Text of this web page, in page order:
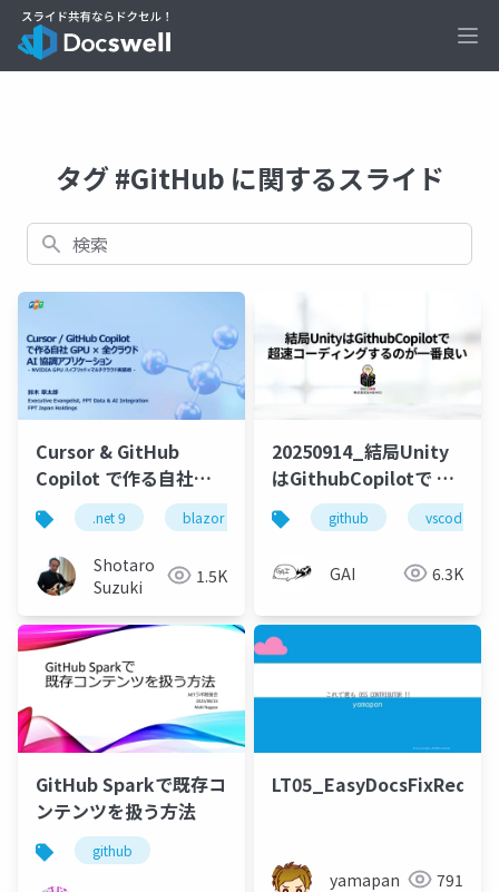
タグ #GitHub に関するスライド
検索
Cursor & GitHub
Copilot で作る自社
GPU × 全クラウドAI 協
調アプリケーション- AI
駆動開発新時代-
NVIDIA GPU ハイブリ
ッド×マルチクラウド
実装術-公開
.net 9 blazor maui .net maui
Shotaro
Suzuki
1.5K
20250914_結局Unity
はGithubCopilotで 超
速コーディングするの
が一番良い
github vscode
GAI 6.3K
GitHub Sparkで既存コ
ンテンツを扱う方法
github
yamapan 791